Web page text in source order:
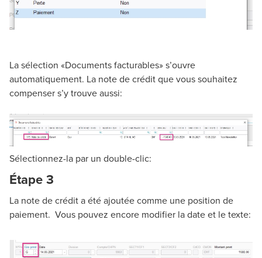
La sélection «Documents facturables» s’ouvre
automatiquement. La note de crédit que vous souhaitez
compenser s’y trouve aussi:
Sélectionnez-la par un double-clic:
Étape 3
La note de crédit a été ajoutée comme une position de
paiement. Vous pouvez encore modifier la date et le texte: